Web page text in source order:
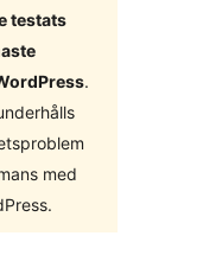
testats
.
med